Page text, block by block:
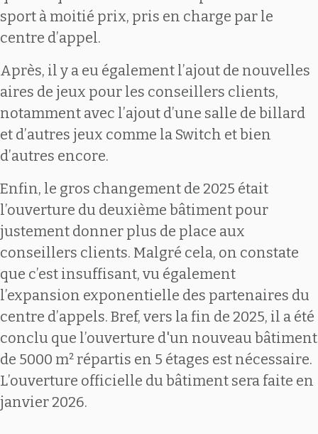
sport à moitié prix, pris en charge par le
centre d’appel.
Après, il y a eu également l’ajout de nouvelles
aires de jeux pour les conseillers clients,
notamment avec l’ajout d’une salle de billard
et d’autres jeux comme la Switch et bien
d’autres encore.
Enfin, le gros changement de 2025 était
l’ouverture du deuxième bâtiment pour
justement donner plus de place aux
conseillers clients. Malgré cela, on constate
que c’est insuffisant, vu également
l’expansion exponentielle des partenaires du
centre d’appels. Bref, vers la fin de 2025, il a été
conclu que l’ouverture d'un nouveau bâtiment
de 5000 m² répartis en 5 étages est nécessaire.
L’ouverture officielle du bâtiment sera faite en
janvier 2026.